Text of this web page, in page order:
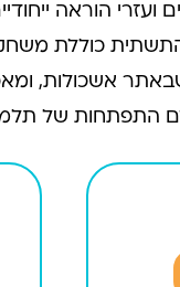
הוראה
כוללת
אשכולות,
התפתחות של